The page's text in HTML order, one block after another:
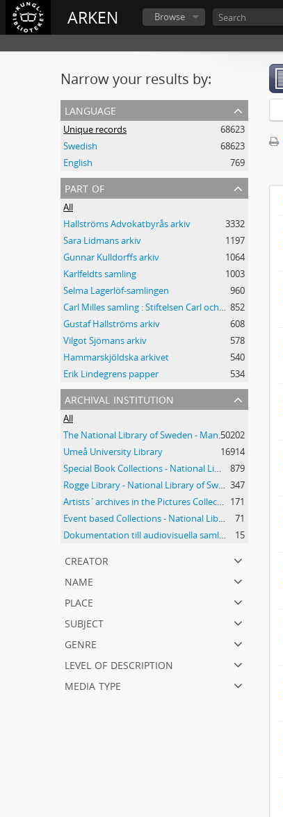
ARKEN Browse
Narrow your results by:
language
Unique records
68623
Swedish
68623
English
769
part of
All
Hallströms Advokatbyrås arkiv
3332
Sara Lidmans arkiv
1197
Gunnar Kulldorffs arkiv
1064
Karlfeldts samling
1003
Selma Lagerlöf-samlingen
960
Carl Milles samling : Stiftelsen Carl och Olga Milles Lidingöhem 852
Gustaf Hallströms arkiv
608
Vilgot Sjömans arkiv
578
Hammarskjöldska arkivet
540
Erik Lindegrens papper
534
archival institution
All
The National Library of Sweden - Manuscripts Collections50202
Umeå University Library
16914
Special Book Collections - National Library of Sweden
879
Rogge Library - National Library of Sweden 347
Artists´archives in the Pictures Collection - National Library of Sweden
171
Event based Collections - National Library of Sweden
71
Dokumentation till audiovisuella samlingar - Kungliga biblioteket
15
creator
name
place
subject
genre
level of description
media type